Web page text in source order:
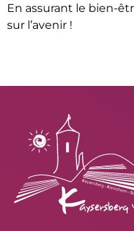
En assurant le bien-
sur l’avenir !